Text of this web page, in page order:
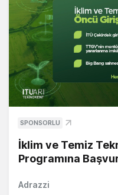
SPONSORLU
İklim ve Temiz
Programına
Adrazzi